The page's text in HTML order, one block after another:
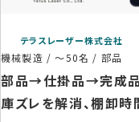
テラスレーザー株式会社
機械製造 /～50名 / 部品
部品→仕掛品→完成品
庫ズレを解消、棚卸